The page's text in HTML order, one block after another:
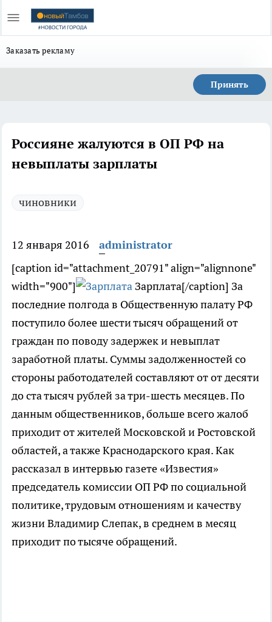
Заказать рекламу
Принять
Россияне жалуются в ОП РФ на
невыплаты зарплаты
чиновники
12 января 2016
administrator
[caption id="attachment_20791" align="alignnone"
width="900"]
Зарплата[/caption] За
последние полгода в Общественную палату РФ
поступило более шести тысяч обращений от
граждан по поводу задержек и невыплат
заработной платы. Суммы задолженностей со
стороны работодателей составляют от от десяти
до ста тысяч рублей за три-шесть месяцев. По
данным общественников, больше всего жалоб
приходит от жителей Московской и Ростовской
областей, а также Краснодарского края. Как
рассказал в интервью газете «Известия»
председатель комиссии ОП РФ по социальной
политике, трудовым отношениям и качеству
жизни Владимир Слепак, в среднем в месяц
приходит по тысяче обращений.